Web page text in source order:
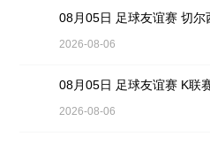
08月05日 足球友谊赛 切
2026-08-06
08月05日 足球友谊赛 K联
2026-08-06